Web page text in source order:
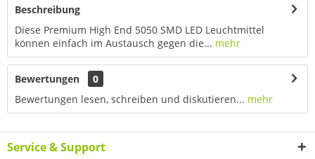
Beschreibung
Diese Premium High End 5050 SMD LED Leuchtmittel
können einfach im Austausch gegen die... mehr
Bewertungen
0
Bewertungen lesen, schreiben und diskutieren... mehr
Service & Support